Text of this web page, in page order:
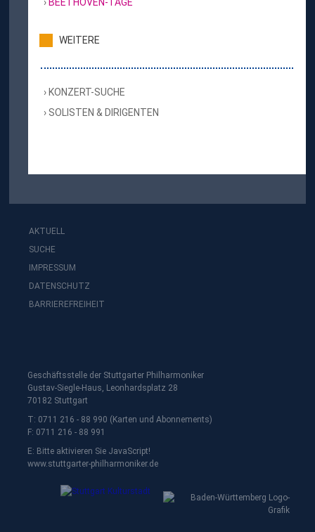
WEITERE
KONZERT-SUCHE
SOLISTEN & DIRIGENTEN
AKTUELL
SUCHE
IMPRESSUM
DATENSCHUTZ
BARRIEREFREIHEIT
Geschäftsstelle der Stuttgarter Philharmoniker
Gustav-Siegle-Haus, Leonhardsplatz 28
70182 Stuttgart
T: 0711 216 - 88 990 (Karten und Abonnements)
F: 0711 216 - 88 991
E: Bitte aktivieren Sie JavaScript!
www.stuttgarter-philharmoniker.de